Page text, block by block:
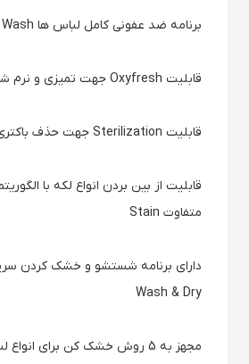
برنامه ضد عفونی کامل لباس ها Ozone Wash
قابلیت Oxyfresh جهت تمیزی و نرم شدن لباس ها
قابلیت Sterilization جهت حذف باکتری ها
قابلیت از بین بردن انواع لکه با
متفاوت Stain
Wash & Dry
مجهز به 5 روش خشک کن برای انواع لباس ها